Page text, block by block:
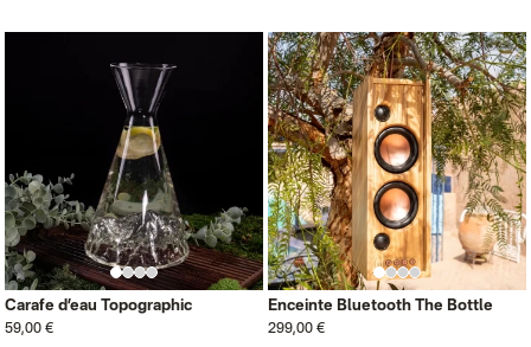
Carafe d’eau Topographic
59,00 €
Enceinte Bluetooth The Bottle
299,00 €